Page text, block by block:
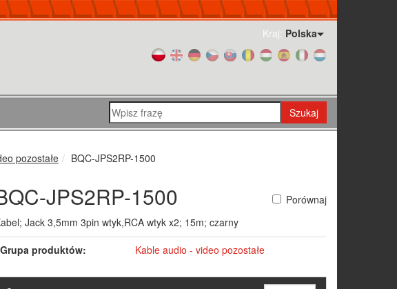
Kraj: Polska
Szukaj
pozostałe BQC-JPS2RP-1500
JPS2RP-1500
Porównaj
Jack 3,5mm 3pin wtyk,RCA wtyk x2; 15m; czarny
Grupa produktów:
Kable audio - video pozostałe